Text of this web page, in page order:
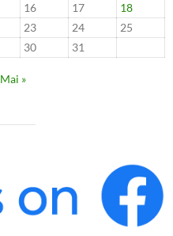
16 17
18
23 24
25
30 31
Mai »